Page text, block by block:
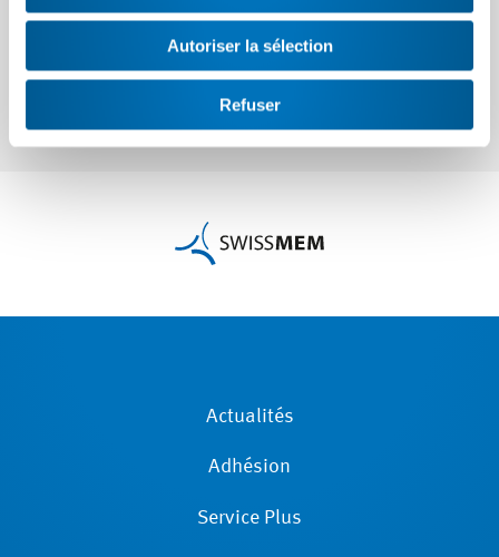
Autoriser la sélection
Refuser
Actualités
Adhésion
Service Plus